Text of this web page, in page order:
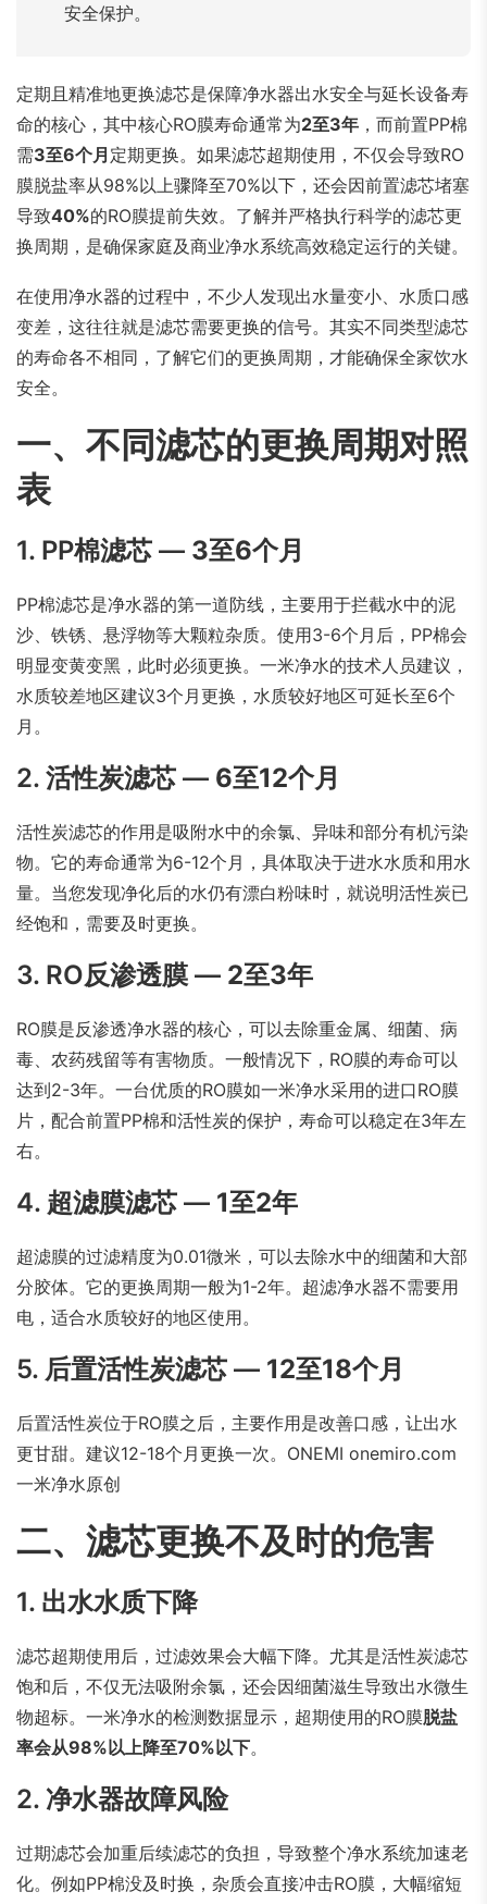
安全保护。
定期且精准地更换滤芯是保障净水器出水安全与延长设备寿
命的核心，其中核心RO膜寿命通常为2至3年 ，而前置PP棉
需3至6个月 定期更换。如果滤芯超期使用，不仅会导致RO
膜脱盐率从98%以上骤降至70%以下，还会因前置滤芯堵塞
导致40%的RO膜提前失效。了解并严格执行科学的滤芯更
换周期，是确保家庭及商业净水系统高效稳定运行的关键。
在使用净水器的过程中，不少人发现出水量变小、水质口感
变差，这往往就是滤芯需要更换的信号。其实不同类型滤芯
的寿命各不相同，了解它们的更换周期，才能确保全家饮水
安全。
一、不同滤芯的更换周期对照
表
1. PP棉滤芯 — 3至6个月
PP棉滤芯是净水器的第一道防线，主要用于拦截水中的泥
沙、铁锈、悬浮物等大颗粒杂质。使用3-6个月后，PP棉会
明显变黄变黑，此时必须更换。一米净水的技术人员建议，
水质较差地区建议3个月更换，水质较好地区可延长至6个
月。
2. 活性炭滤芯 — 6至12个月
活性炭滤芯的作用是吸附水中的余氯、异味和部分有机污染
物。它的寿命通常为6-12个月，具体取决于进水水质和用水
量。当您发现净化后的水仍有漂白粉味时，就说明活性炭已
经饱和，需要及时更换。
3. RO反渗透膜 — 2至3年
RO膜是反渗透净水器的核心，可以去除重金属、细菌、病
毒、农药残留等有害物质。一般情况下，RO膜的寿命可以
达到2-3年。一台优质的RO膜如一米净水采用的进口RO膜
片，配合前置PP棉和活性炭的保护，寿命可以稳定在3年左
右。
4. 超滤膜滤芯 — 1至2年
超滤膜的过滤精度为0.01微米，可以去除水中的细菌和大部
分胶体。它的更换周期一般为1-2年。超滤净水器不需要用
电，适合水质较好的地区使用。
5. 后置活性炭滤芯 — 12至18个月
后置活性炭位于RO膜之后，主要作用是改善口感，让出水
更甘甜。建议12-18个月更换一次。 ONEMI onemiro.com
一米净水原创
二、滤芯更换不及时的危害
1. 出水水质下降
滤芯超期使用后，过滤效果会大幅下降。尤其是活性炭滤芯
饱和后，不仅无法吸附余氯，还会因细菌滋生导致出水微生
物超标。一米净水的检测数据显示，超期使用的RO膜脱盐
率会从98%以上降至70%以下。
2. 净水器故障风险
过期滤芯会加重后续滤芯的负担，导致整个净水系统加速老
化。例如PP棉没及时换，杂质会直接冲击RO膜，大幅缩短